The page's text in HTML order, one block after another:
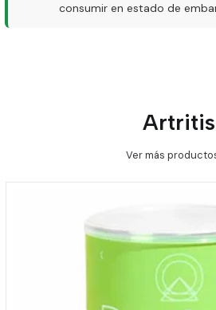
consumir en estado de
Artritis
Ver más